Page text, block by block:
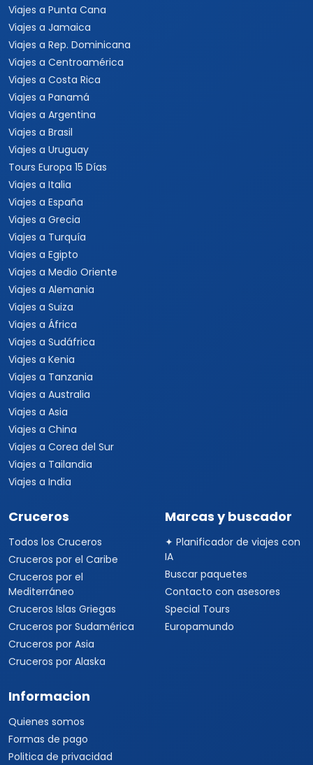
Viajes a Punta Cana
Viajes a Jamaica
Viajes a Rep. Dominicana
Viajes a Centroamérica
Viajes a Costa Rica
Viajes a Panamá
Viajes a Argentina
Viajes a Brasil
Viajes a Uruguay
Tours Europa 15 Días
Viajes a Italia
Viajes a España
Viajes a Grecia
Viajes a Turquía
Viajes a Egipto
Viajes a Medio Oriente
Viajes a Alemania
Viajes a Suiza
Viajes a África
Viajes a Sudáfrica
Viajes a Kenia
Viajes a Tanzania
Viajes a Australia
Viajes a Asia
Viajes a China
Viajes a Corea del Sur
Viajes a Tailandia
Viajes a India
Cruceros
Todos los Cruceros
Cruceros por el Caribe
Cruceros por el
Mediterráneo
Cruceros Islas Griegas
Cruceros por Sudamérica
Cruceros por Asia
Cruceros por Alaska
Marcas y buscador
✦ Planificador de viajes con
IA
Buscar paquetes
Contacto con asesores
Special Tours
Europamundo
Informacion
Quienes somos
Formas de pago
Politica de privacidad